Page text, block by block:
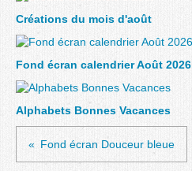
Créations du mois d'août
Fond écran calendrier Août 2026
Alphabets Bonnes Vacances
Fond écran Douceur bleue